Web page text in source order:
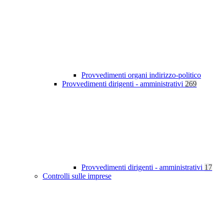
Provvedimenti organi indirizzo-politico
Provvedimenti dirigenti - amministrativi 269
Provvedimenti dirigenti - amministrativi 17
Controlli sulle imprese